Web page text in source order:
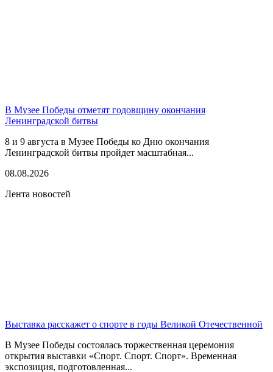
В Музее Победы отметят годовщину окончания
Ленинградской битвы
8 и 9 августа в Музее Победы ко Дню окончания
Ленинградской битвы пройдет масштабная...
08.08.2026
Лента новостей
Выставка расскажет о спорте в годы Великой Отечественной
В Музее Победы состоялась торжественная церемония
открытия выставки «Спорт. Спорт. Спорт». Временная
экспозиция, подготовленная...